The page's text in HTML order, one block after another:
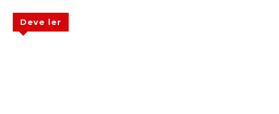
Deve ler